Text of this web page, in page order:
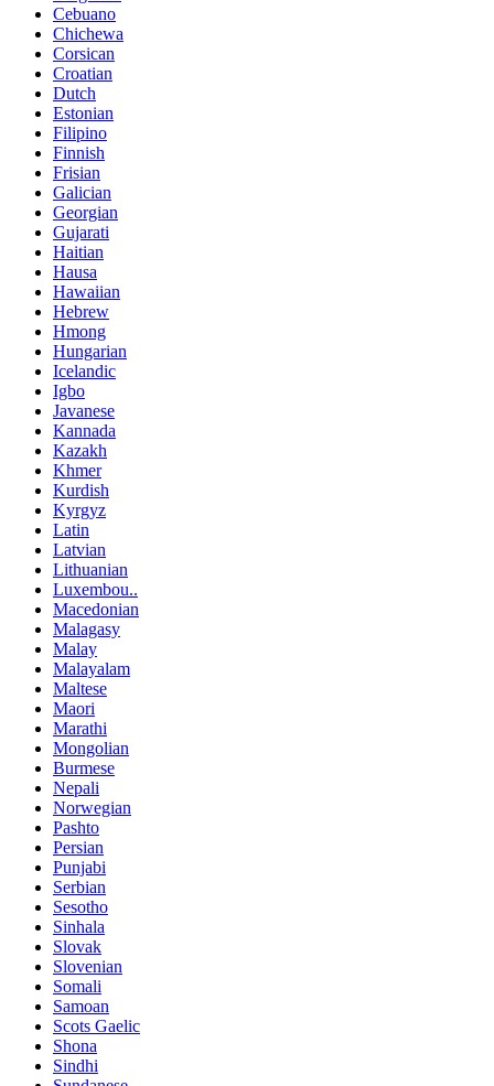
Cebuano
Chichewa
Corsican
Croatian
Dutch
Estonian
Filipino
Finnish
Frisian
Galician
Georgian
Gujarati
Haitian
Hausa
Hawaiian
Hebrew
Hmong
Hungarian
Icelandic
Igbo
Javanese
Kannada
Kazakh
Khmer
Kurdish
Kyrgyz
Latin
Latvian
Lithuanian
Luxembou..
Macedonian
Malagasy
Malay
Malayalam
Maltese
Maori
Marathi
Mongolian
Burmese
Nepali
Norwegian
Pashto
Persian
Punjabi
Serbian
Sesotho
Sinhala
Slovak
Slovenian
Somali
Samoan
Scots Gaelic
Shona
Sindhi